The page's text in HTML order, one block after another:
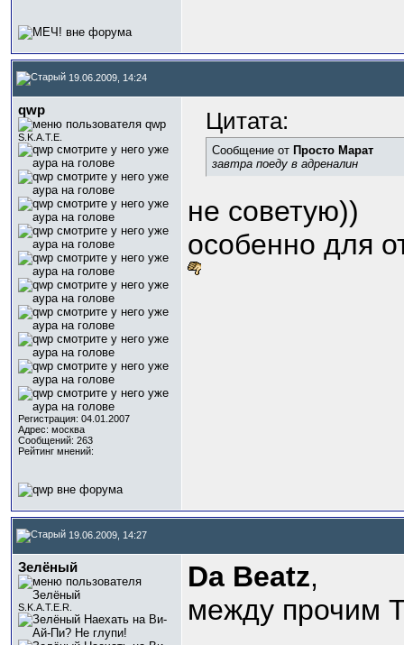
19.06.2009, 14:24
qwp
S.K.A.T.E.
Регистрация: 04.01.2007
Адрес: москва
Сообщений: 263
Рейтинг мнений:
Цитата:
Сообщение от Просто Марат
завтра поеду в адреналин
не советую))
особенно для
19.06.2009, 14:27
Зелёный
S.K.A.T.E.R.
Da Beatz,
между прочим